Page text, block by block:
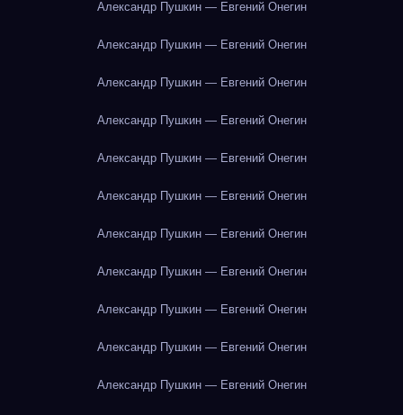
Александр Пушкин — Евгений Онегин
Александр Пушкин — Евгений Онегин
Александр Пушкин — Евгений Онегин
Александр Пушкин — Евгений Онегин
Александр Пушкин — Евгений Онегин
Александр Пушкин — Евгений Онегин
Александр Пушкин — Евгений Онегин
Александр Пушкин — Евгений Онегин
Александр Пушкин — Евгений Онегин
Александр Пушкин — Евгений Онегин
Александр Пушкин — Евгений Онегин